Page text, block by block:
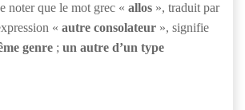
noter que le mot grec « allos », traduit par
« autre consolateur », signifie
genre ; un autre d’un type